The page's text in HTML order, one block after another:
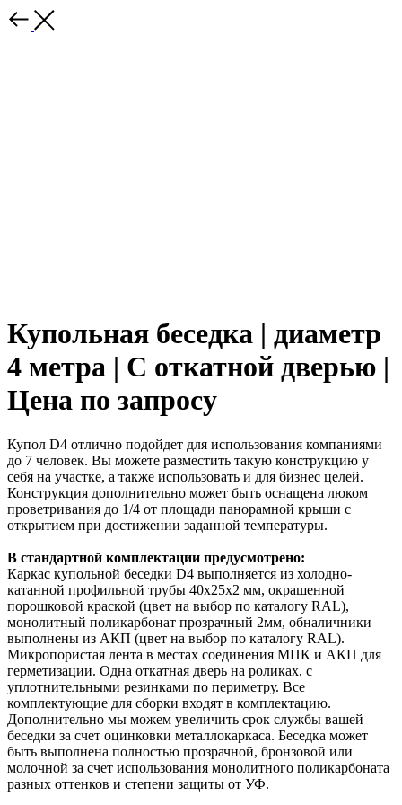
Купольная беседка | диаметр
4 метра | С откатной дверью |
Цена по запросу
Купол D4 отлично подойдет для использования компаниями
до 7 человек. Вы можете разместить такую конструкцию у
себя на участке, а также использовать и для бизнес целей.
Конструкция дополнительно может быть оснащена люком
проветривания до 1/4 от площади панорамной крыши с
открытием при достижении заданной температуры.
В стандартной комплектации предусмотрено:
Каркас купольной беседки D4 выполняется из холодно-
катанной профильной трубы 40х25х2 мм, окрашенной
порошковой краской (цвет на выбор по каталогу RAL),
монолитный поликарбонат прозрачный 2мм, обналичники
выполнены из АКП (цвет на выбор по каталогу RAL).
Микропористая лента в местах соединения МПК и АКП для
герметизации. Одна откатная дверь на роликах, с
уплотнительными резинками по периметру. Все
комплектующие для сборки входят в комплектацию.
Дополнительно мы можем увеличить срок службы вашей
беседки за счет оцинковки металлокаркаса. Беседка может
быть выполнена полностью прозрачной, бронзовой или
молочной за счет использования монолитного поликарбоната
разных оттенков и степени защиты от УФ.